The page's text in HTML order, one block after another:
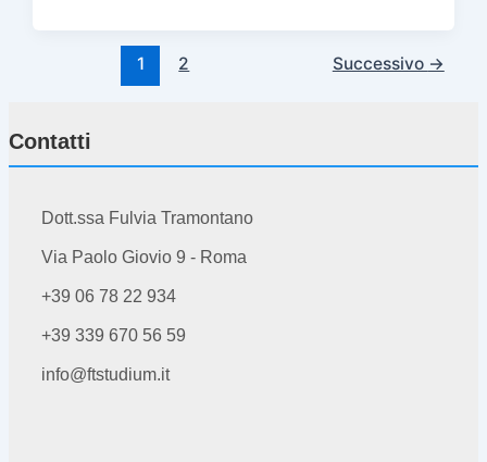
1 2 Successivo →
Contatti
Dott.ssa Fulvia Tramontano
Via Paolo Giovio 9 - Roma
+39 06 78 22 934
+39 339 670 56 59
info@ftstudium.it